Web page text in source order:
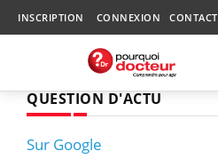
INSCRIPTION CONNEXION CONTACT
QUESTION D'ACTU
Sur Google